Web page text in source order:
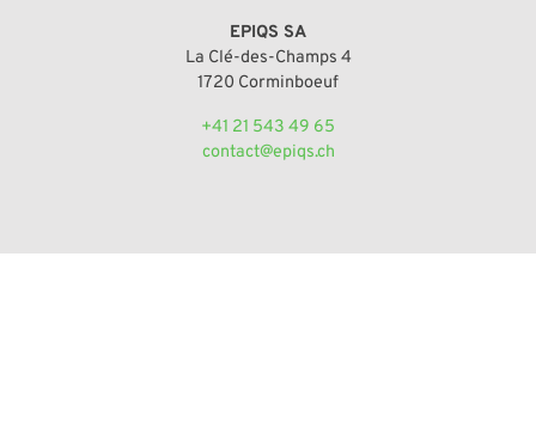
EPIQS SA
La Clé-des-Champs 4
1720 Corminboeuf
+41 21 543 49 65
contact@epiqs.ch